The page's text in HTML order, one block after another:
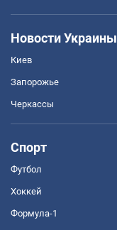
Новости Украины
Киев
Запорожье
Черкассы
Спорт
Футбол
Хоккей
Формула-1